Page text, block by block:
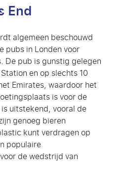
End
algemeen beschouwd
pubs in Londen voor
De pub is gunstig gelegen
en op slechts 10
Emirates, waardoor het
is voor de
uitstekend, vooral de
genoeg bieren
kunt verdragen op
populaire
de wedstrijd van